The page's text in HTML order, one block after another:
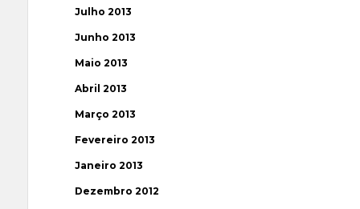
Julho 2013
Junho 2013
Maio 2013
Abril 2013
Março 2013
Fevereiro 2013
Janeiro 2013
Dezembro 2012